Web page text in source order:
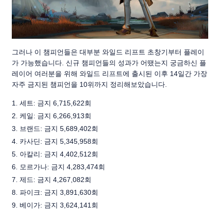
그러나 이 챔피언들은 대부분 와일드 리프트 초창기부터 플레이
가 가능했습니다. 신규 챔피언들의 성과가 어땠는지 궁금하신 플
레이어 여러분을 위해 와일드 리프트에 출시된 이후 14일간 가장
자주 금지된 챔피언을 10위까지 정리해보았습니다.
세트: 금지 6,715,622회
케일: 금지 6,266,913회
브랜드: 금지 5,689,402회
카사딘: 금지 5,345,958회
아칼리: 금지 4,402,512회
모르가나: 금지 4,283,474회
제드: 금지 4,267,082회
파이크: 금지 3,891,630회
베이가: 금지 3,624,141회